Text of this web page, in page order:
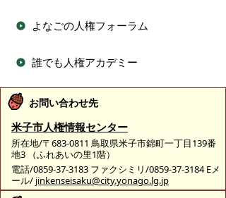
よなごの人権フォーラム
誰でも人権アカデミー
お問い合わせ先
米子市人権情報センター
所在地/〒683-0811 鳥取県米子市錦町一丁目139番
地3 （ふれあいの里1階）
電話/0859-37-3183 ファクシミリ/0859-37-3184 Eメ
ール/ jinkenseisaku@city.yonago.lg.jp